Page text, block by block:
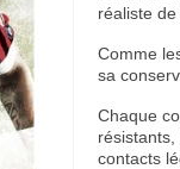
réaliste
Comme
sa
Chaque
contacts